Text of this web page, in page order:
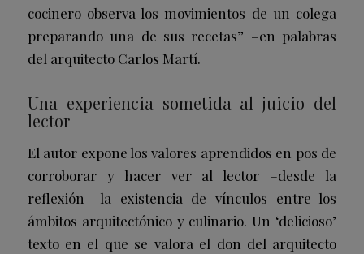
cocinero observa los movimientos de un colega
preparando una de sus recetas” –en palabras
del arquitecto Carlos Martí.
Una experiencia sometida al juicio del
lector
El autor expone los valores aprendidos en pos de
corroborar y hacer ver al lector –desde la
reflexión– la existencia de vínculos entre los
ámbitos arquitectónico y culinario. Un ‘delicioso’
texto en el que se valora el don del arquitecto